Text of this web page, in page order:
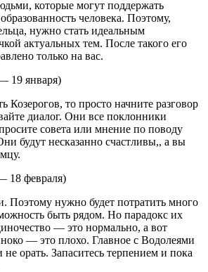
которые могут поддержать
человека. Поэтому,
нужно стать идеальным
актуальных тем. После такого его
только на вас.
19 января)
Козерогов, то просто начните разговор
диалог. Они все поклонники
совета или мнение по поводу
будут несказанно счастливы,, а вы
18 февраля)
Поэтому нужно будет потратить много
быть рядом. Но парадокс их
— это нормально, а вот
— это плохо. Главное с Водолеями
орать. Запаситесь терпением и пока